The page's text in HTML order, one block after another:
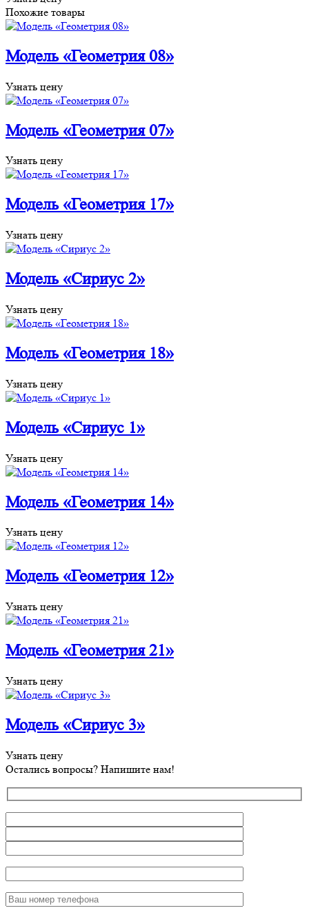
Похожие товары
Модель «Геометрия 08»
Узнать цену
Модель «Геометрия 07»
Узнать цену
Модель «Геометрия 17»
Узнать цену
Модель «Сириус 2»
Узнать цену
Модель «Геометрия 18»
Узнать цену
Модель «Сириус 1»
Узнать цену
Модель «Геометрия 14»
Узнать цену
Модель «Геометрия 12»
Узнать цену
Модель «Геометрия 21»
Узнать цену
Модель «Сириус 3»
Узнать цену
Остались вопросы? Напишите нам!